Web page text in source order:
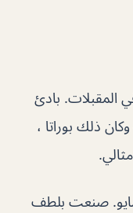
المقبلات. بادئ
ذلك بوراتا ،
مايو. صنعت بلطف